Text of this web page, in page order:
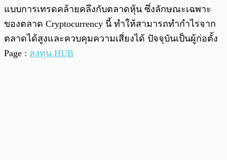
แบบการเทรดคล้ายคลึงกับตลาดหุ้น ซึ่งลักษณะเฉพาะ
ของตลาด Cryptocurrency นี้ ทำให้สามารถทำกำไรจาก
ตลาดได้สูงและควบคุมความเสี่ยงได้ ปัจจุบันเป็นผู้ก่อตั้ง
Page : ลงทุน HUB